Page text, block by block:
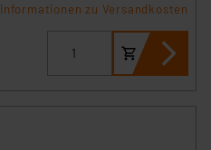
Informationen zu Versandkosten